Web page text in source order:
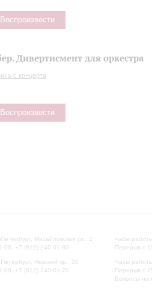
Воспроизвести
Дивертисмент для оркестра
с концерта
Воспроизвести
Михайловская ул., 2
00, +7 (812) 240-01-80
Невский пр., 30
00, +7 (812) 240-01-70
Часы
Перерыв с
Часы
Перерыв с
Вопросы